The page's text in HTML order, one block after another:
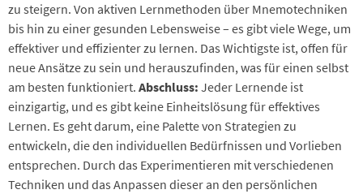
zu steigern. Von aktiven Lernmethoden über Mnemotechniken
bis hin zu einer gesunden Lebensweise – es gibt viele Wege, um
effektiver und effizienter zu lernen. Das Wichtigste ist, offen für
neue Ansätze zu sein und herauszufinden, was für einen selbst
am besten funktioniert. Abschluss: Jeder Lernende ist
einzigartig, und es gibt keine Einheitslösung für effektives
Lernen. Es geht darum, eine Palette von Strategien zu
entwickeln, die den individuellen Bedürfnissen und Vorlieben
entsprechen. Durch das Experimentieren mit verschiedenen
Techniken und das Anpassen dieser an den persönlichen